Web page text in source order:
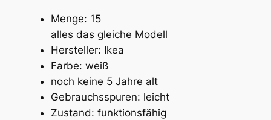
Menge: 15
alles das gleiche Modell
Hersteller: Ikea
Farbe: weiß
noch keine 5 Jahre alt
Gebrauchsspuren: leicht
Zustand: funktionsfähig